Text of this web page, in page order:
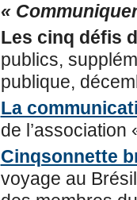
«
Les cinq défis
publics,
publique,
La
de
Cinqsonnette
voyage au